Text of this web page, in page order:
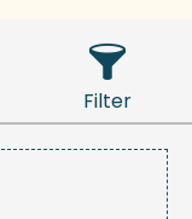
Filter